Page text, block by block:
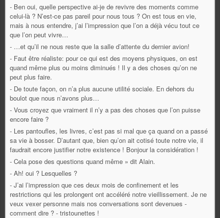
- Ben oui, quelle perspective ai-je de revivre des moments comme
celui-là ? N’est-ce pas pareil pour nous tous ? On est tous en vie,
mais à nous entendre, j’ai l’impression que l’on a déjà vécu tout ce
que l’on peut vivre…
- …et qu’il ne nous reste que la salle d’attente du dernier avion!
- Faut être réaliste: pour ce qui est des moyens physiques, on est
quand même plus ou moins diminués ! Il y a des choses qu’on ne
peut plus faire.
- De toute façon, on n’a plus aucune utilité sociale. En dehors du
boulot que nous n’avons plus…
- Vous croyez que vraiment il n’y a pas des choses que l’on puisse
encore faire ?
- Les pantoufles, les livres, c’est pas si mal que ça quand on a passé
sa vie à bosser. D’autant que, bien qu’on ait cotisé toute notre vie, il
faudrait encore justifier notre existence ! Bonjour la considération !
- Cela pose des questions quand même » dit Alain.
- Ah! oui ? Lesquelles ?
- J’ai l’impression que ces deux mois de confinement et les
restrictions qui les prolongent ont accéléré notre vieillissement. Je ne
veux vexer personne mais nos conversations sont devenues -
comment dire ? - tristounettes !